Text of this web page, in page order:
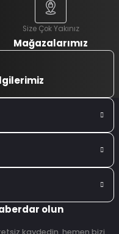
Size Çok Yakınız
Mağazalarımız
olun